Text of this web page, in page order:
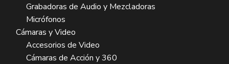
Grabadoras de Audio y Mezcladoras
Micrófonos
Cámaras y Video
Accesorios de Video
Cámaras de Acción y 360